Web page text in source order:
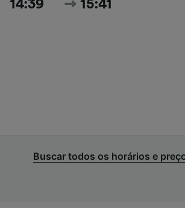
14:39 15:41
Buscar todos os horários e